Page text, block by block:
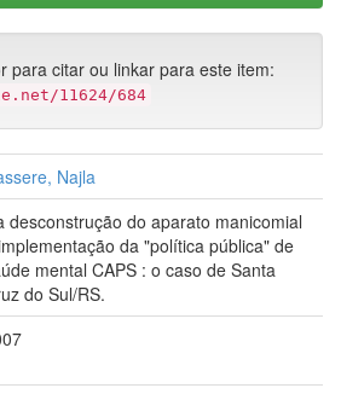
para citar ou linkar para este item:
11624/684
Najla
desconstrução do aparato manicomial
da "política pública" de
mental CAPS : o caso de Santa
do Sul/RS.